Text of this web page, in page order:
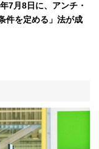
7月8日に、アンチ・
件を定める」法が成